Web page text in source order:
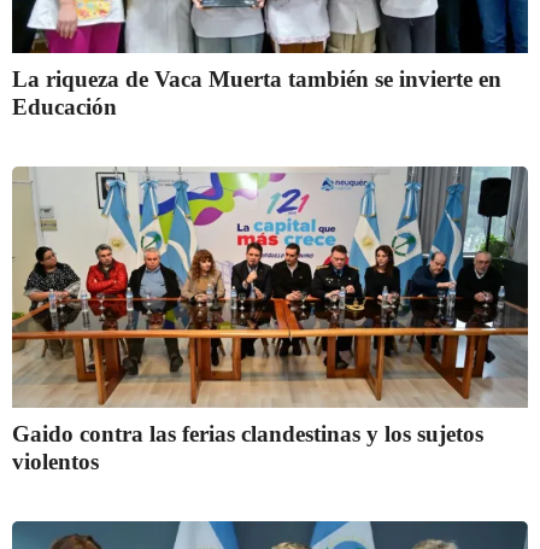
La riqueza de Vaca Muerta también se invierte en
Educación
Gaido contra las ferias clandestinas y los sujetos
violentos